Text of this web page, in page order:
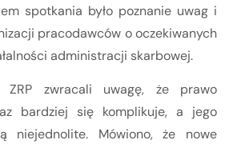
spotkania było poznanie uwag i
pracodawców o oczekiwanych
administracji skarbowej.
ZRP zwracali uwagę, że prawo
bardziej się komplikuje, a jego
niejednolite. Mówiono, że nowe